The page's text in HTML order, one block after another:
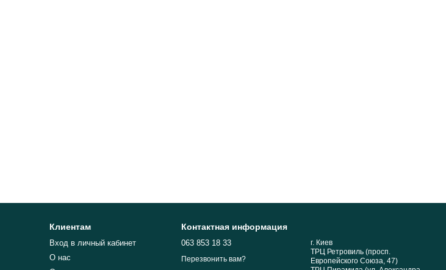
Клиентам
Вход в личный кабинет
О нас
Контактная информация
063 853 18 33
Перезвонить вам?
г. Киев
ТРЦ Ретровиль (просп.
Европейского Союза, 47)